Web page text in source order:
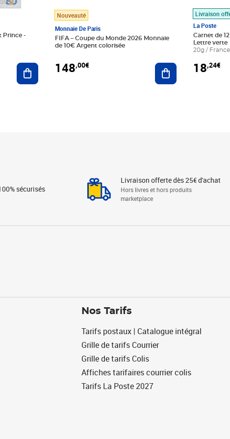
Prince -
Ajouter au panier
Nouveauté
Monnaie De Paris
FIFA – Coupe du Monde 2026 Monnaie
de 10€ Argent colorisée
148,00€ Ajouter au panier
Livraison
La Poste
Carnet de
Lettre verte
20g / France
18,24€
sécurisés
Livraison offerte dès 25€ d'achat
Hors livres et hors produits
marketplace
Nos Tarifs
Tarifs postaux | Catalogue intégral
Grille de tarifs Courrier
Grille de tarifs Colis
Affiches tarifaires courrier colis
Tarifs La Poste 2027